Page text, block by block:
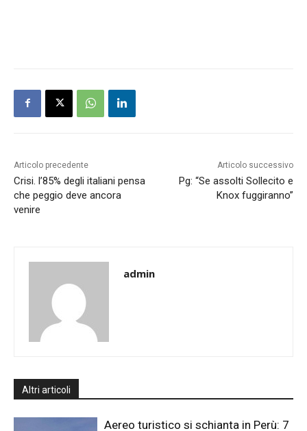
Articolo precedente
Crisi. l’85% degli italiani pensa
che peggio deve ancora
venire
Articolo successivo
Pg: “Se assolti Sollecito e
Knox fuggiranno”
admin
Altri articoli
Aereo turistico si schianta in Perù: 7